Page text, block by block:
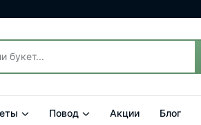
Повод Акции Блог